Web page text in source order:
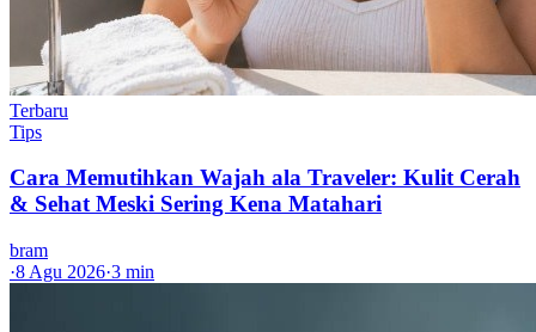
Terbaru
Tips
Cara Memutihkan Wajah ala Traveler: Kulit Cerah
& Sehat Meski Sering Kena Matahari
bram
·8 Agu 2026·3 min